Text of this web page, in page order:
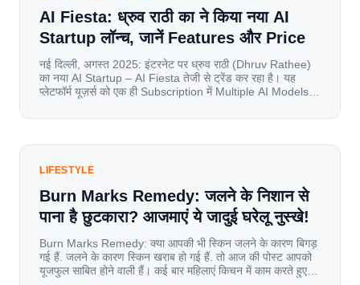
AI Fiesta: ध्रुव राठी का ने किया नया AI
Startup लॉन्च, जानें Features और Price
नई दिल्ली, अगस्त 2025: इंटरनेट पर ध्रुव राठी (Dhruv Rathee)
का नया AI Startup – AI Fiesta तेजी से ट्रेंड कर रहा है। यह
प्लेटफॉर्म यूज़र्स को एक ही Subscription में Multiple AI Models
यूज़र्स का जबरदस्त रिस्पॉन्स लॉन्च के तुरंत […]
LIFESTYLE
Burn Marks Remedy: जलने के निशान से
पाना है छुटकारा? आजमाएं ये जादुई घरेलू नुस्खे!
Burn Marks Remedy: क्या आपकी भी स्किन जलने के कारण बिगड़
गई हैं. जलने के कारण स्किन खराब हो गई हैं. तो आज की पोस्ट आपको
यूजफुल साबित होने वाली हैं। कई बार महिलाएं किचन में काम करते हुए